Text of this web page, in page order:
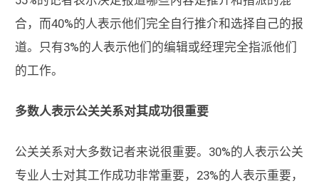
合，而40%的人表示他们完全自行推介和选择自己的报
道。只有3%的人表示他们的编辑或经理完全指派他们
的工作。
多数人表示公关关系对其成功很重要
公关关系对大多数记者来说很重要。30%的人表示公关
专业人士对其工作成功非常重要，23%的人表示重要，